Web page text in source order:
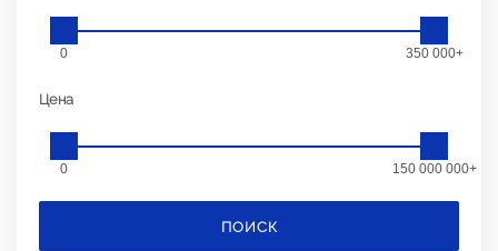
0 350 000+
Цена
0 150 000 000+
ПОИСК